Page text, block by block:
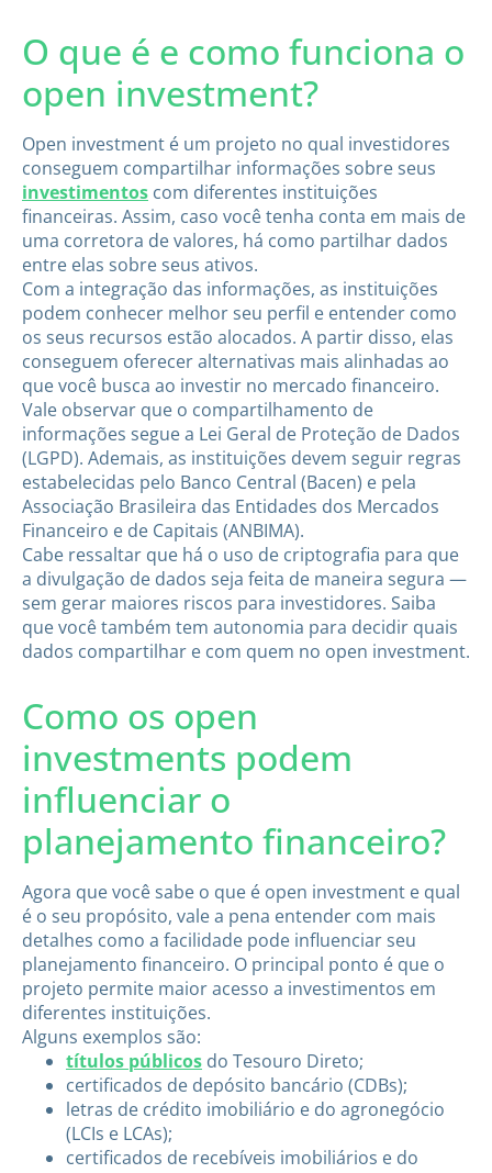
O que é e como funciona o
open investment?
Open investment é um projeto no qual investidores
conseguem compartilhar informações sobre seus
investimentos com diferentes instituições
financeiras. Assim, caso você tenha conta em mais de
uma corretora de valores, há como partilhar dados
entre elas sobre seus ativos.
Com a integração das informações, as instituições
podem conhecer melhor seu perfil e entender como
os seus recursos estão alocados. A partir disso, elas
conseguem oferecer alternativas mais alinhadas ao
que você busca ao investir no mercado financeiro.
Vale observar que o compartilhamento de
informações segue a Lei Geral de Proteção de Dados
(LGPD). Ademais, as instituições devem seguir regras
estabelecidas pelo Banco Central (Bacen) e pela
Associação Brasileira das Entidades dos Mercados
Financeiro e de Capitais (ANBIMA).
Cabe ressaltar que há o uso de criptografia para que
a divulgação de dados seja feita de maneira segura —
sem gerar maiores riscos para investidores. Saiba
que você também tem autonomia para decidir quais
dados compartilhar e com quem no open investment.
Como os open
investments podem
influenciar o
planejamento financeiro?
Agora que você sabe o que é open investment e qual
é o seu propósito, vale a pena entender com mais
detalhes como a facilidade pode influenciar seu
planejamento financeiro. O principal ponto é que o
projeto permite maior acesso a investimentos em
diferentes instituições.
Alguns exemplos são:
títulos públicos do Tesouro Direto;
certificados de depósito bancário (CDBs);
letras de crédito imobiliário e do agronegócio
(LCIs e LCAs);
certificados de recebíveis imobiliários e do